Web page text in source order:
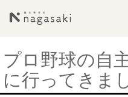
プロ野球の自
に行ってきま